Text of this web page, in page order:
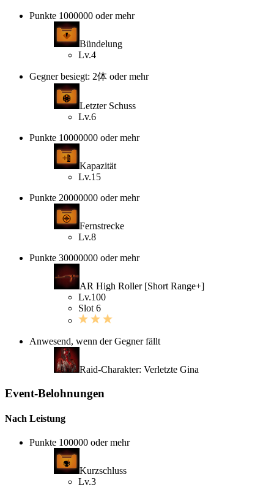
Punkte 1000000 oder mehr
Bündelung
Lv.4
Gegner besiegt: 2体 oder mehr
Letzter Schuss
Lv.6
Punkte 10000000 oder mehr
Kapazität
Lv.15
Punkte 20000000 oder mehr
Fernstrecke
Lv.8
Punkte 30000000 oder mehr
AR High Roller [Short Range+]
Lv.100
Slot 6
Anwesend, wenn der Gegner fällt
Raid-Charakter: Verletzte Gina
Event-Belohnungen
Nach Leistung
Punkte 100000 oder mehr
Kurzschluss
Lv.3